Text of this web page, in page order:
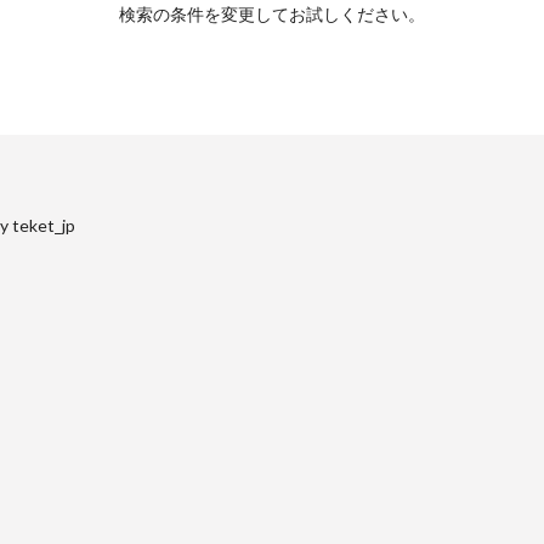
検索の条件を変更してお試しください。
teket_jp